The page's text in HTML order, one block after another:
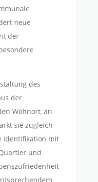
neue
der
des
der
Wohnort, an
sie zugleich
Identifikation mit
und